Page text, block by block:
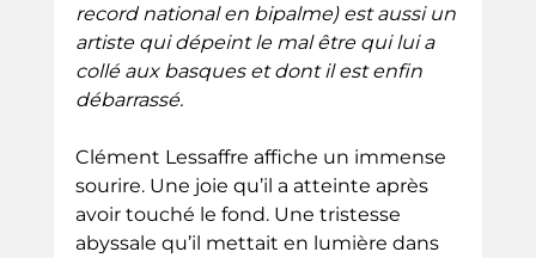
record national en bipalme) est aussi un
artiste qui dépeint le mal être qui lui a
collé aux basques et dont il est enfin
débarrassé.
Clément Lessaffre affiche un immense
sourire. Une joie qu’il a atteinte après
avoir touché le fond. Une tristesse
abyssale qu’il mettait en lumière dans